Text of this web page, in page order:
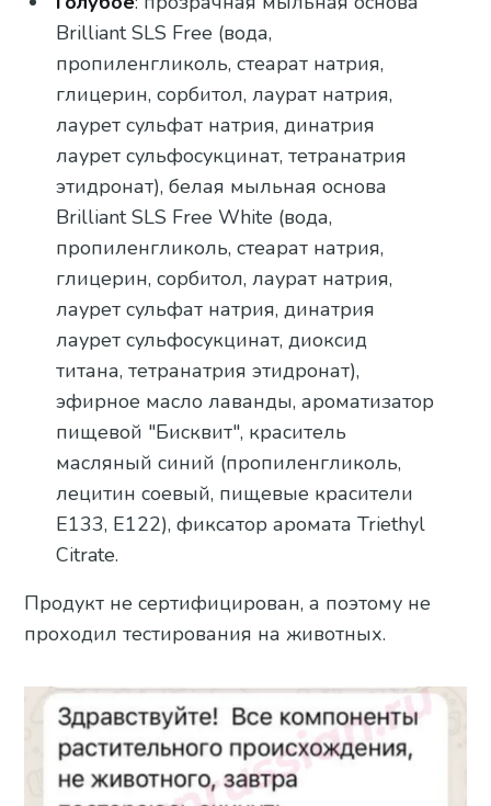
Brilliant SLS Free (вода,
пропиленгликоль, стеарат натрия,
глицерин, сорбитол, лаурат натрия,
лаурет сульфат натрия, динатрия
лаурет сульфосукцинат, тетранатрия
этидронат), белая мыльная основа
Brilliant SLS Free White (вода,
пропиленгликоль, стеарат натрия,
глицерин, сорбитол, лаурат натрия,
лаурет сульфат натрия, динатрия
лаурет сульфосукцинат, диоксид
титана, тетранатрия этидронат),
эфирное масло лаванды, ароматизатор
пищевой "Бисквит", краситель
масляный синий (пропиленгликоль,
лецитин соевый, пищевые красители
Е133, Е122), фиксатор аромата Triethyl
Citrate.
Продукт не сертифицирован, а поэтому не
проходил тестирования на животных.